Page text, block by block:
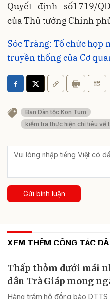
Quyết định số1719/
của Thủ tướng Chính
Sóc Trăng: Tổ chức họp
truyền thống của Cơ
Ban Dân tộc Kon Tum
kiểm tra thực hiện chỉ tiêu về
Gửi bình luận
XEM THÊM CÔNG TÁC
Thấp thỏm dưới mái
dân Trà Giáp mong
Hàng trăm hộ đồng bào